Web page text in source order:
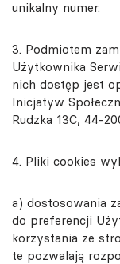
unikalny numer.
3. Podmiotem
Użytkownika
nich dostęp jest
Inicjatyw
Rudzka 13C, 44-
4. Pliki cookies
a) dostosowania
do preferencji
korzystania ze
te pozwalają